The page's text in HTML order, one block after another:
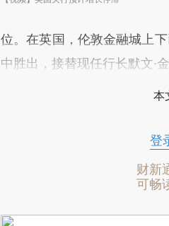
位。在英国，伦敦金融城上
中胜出，接替现任行长默文·
本
登
财新
可畅